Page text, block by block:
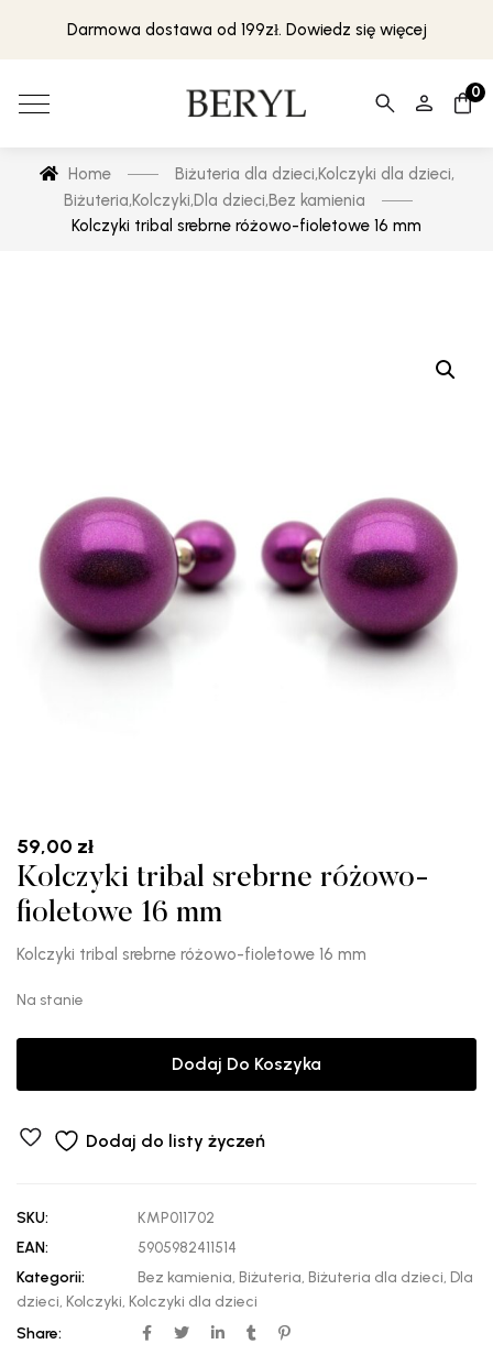
Darmowa dostawa od 199zł. Dowiedz się więcej
0
Home Biżuteria dla dzieci,Kolczyki dla dzieci,
Biżuteria,Kolczyki,Dla dzieci,Bez kamienia
Kolczyki tribal srebrne różowo-fioletowe 16 mm
59,00 zł
Kolczyki tribal srebrne różowo-
fioletowe 16 mm
Kolczyki tribal srebrne różowo-fioletowe 16 mm
Na stanie
Dodaj Do Koszyka
Dodaj do listy życzeń
SKU:
KMP011702
EAN:
5905982411514
Kategorii:
Bez kamienia, Biżuteria, Biżuteria dla dzieci, Dla
dzieci, Kolczyki, Kolczyki dla dzieci
Share: